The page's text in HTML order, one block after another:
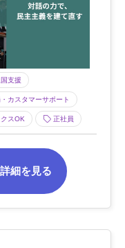
支援
カスタマーサポート
スOK 正社員
詳細を見る